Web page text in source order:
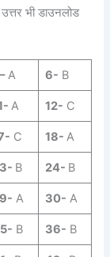
भी डाउनलोड
A 6- B
A 12- C
C 18- A
B 24- B
A 30- A
B 36- B